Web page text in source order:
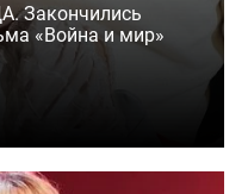
Закончились
«Война и мир»